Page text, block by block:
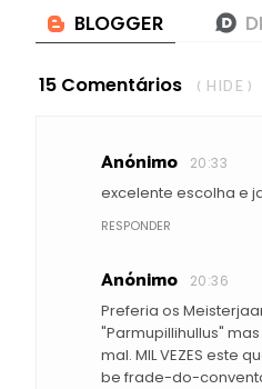
15 Comentários ( HIDE )
Anónimo 20:33
excelente escolha e
RESPONDER
Anónimo 20:36
Preferia os
"Parmupillihullus"
mal. MIL VEZES este
be frade-do-